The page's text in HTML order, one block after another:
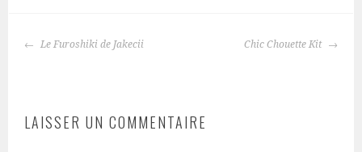
NAVIGATION
Le Furoshiki de Jakecii Chic Chouette Kit
LAISSER UN COMMENTAIRE